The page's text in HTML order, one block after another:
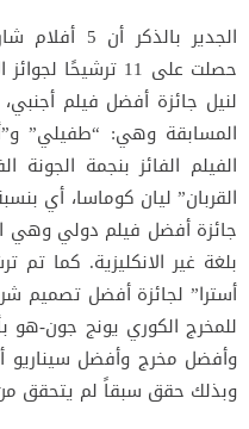
الجدير
لنيل جائزة أفضل فيلم
المسابقة وهي: “طفيلي”
الفيلم الفائز بنجمة الجونة
جائزة أفضل فيلم دولي وهي
بلغة غير الانكليزية. كما تم
أسترا” لجائزة أفضل تصميم
للمخرج الكوري يونج جون-هو
وأفضل مخرج وأفضل سيناريو
وبذلك حقق سبقاً لم يتحقق